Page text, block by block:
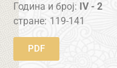
Година и број: IV - 2
стране: 119-141
PDF